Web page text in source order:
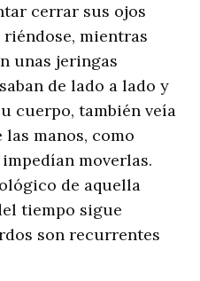
cerrar sus ojos
mientras
unas jeringas
de lado a lado y
cuerpo, también veía
manos, como
moverlas.
de aquella
tiempo sigue
son recurrentes